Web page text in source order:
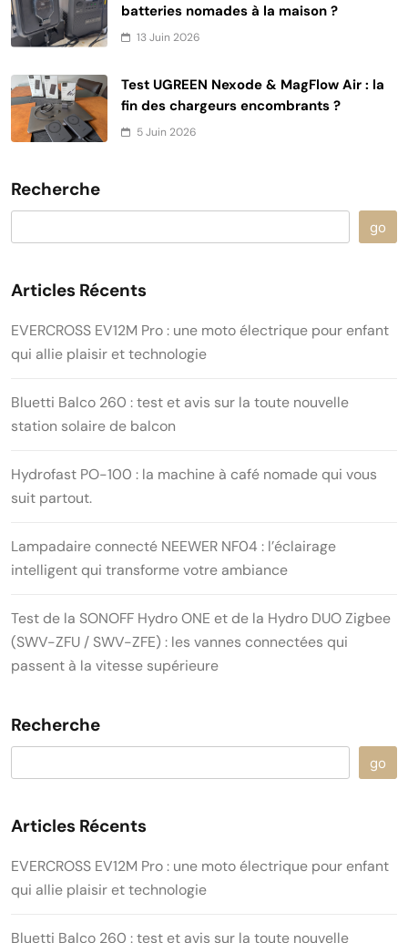
batteries nomades à la maison ?
13 Juin 2026
Test UGREEN Nexode & MagFlow Air : la
fin des chargeurs encombrants ?
5 Juin 2026
Recherche
go
Articles Récents
EVERCROSS EV12M Pro : une moto électrique pour enfant
qui allie plaisir et technologie
Bluetti Balco 260 : test et avis sur la toute nouvelle
station solaire de balcon
Hydrofast PO-100 : la machine à café nomade qui vous
suit partout.
Lampadaire connecté NEEWER NF04 : l’éclairage
intelligent qui transforme votre ambiance
Test de la SONOFF Hydro ONE et de la Hydro DUO Zigbee
(SWV-ZFU / SWV-ZFE) : les vannes connectées qui
passent à la vitesse supérieure
Recherche
go
Articles Récents
EVERCROSS EV12M Pro : une moto électrique pour enfant
qui allie plaisir et technologie
Bluetti Balco 260 : test et avis sur la toute nouvelle